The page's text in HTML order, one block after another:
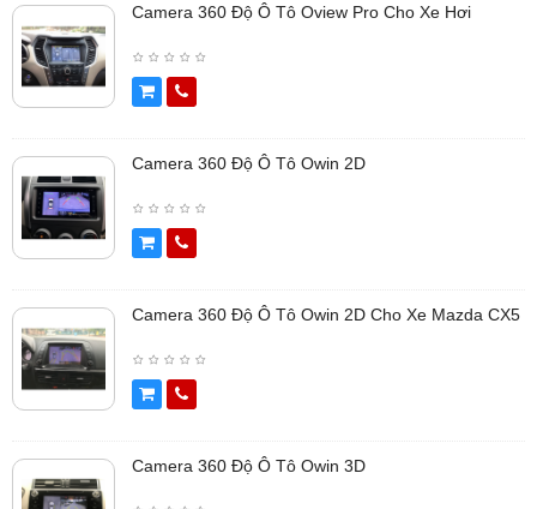
Camera 360 Độ Ô Tô Oview Pro Cho Xe Hơi
Camera 360 Độ Ô Tô Owin 2D
Camera 360 Độ Ô Tô Owin 2D Cho Xe Mazda CX5
Camera 360 Độ Ô Tô Owin 3D